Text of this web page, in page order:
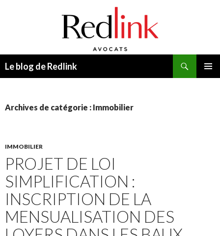
Le blog de Redlink
Archives de catégorie : Immobilier
IMMOBILIER
PROJET DE LOI
SIMPLIFICATION :
INSCRIPTION DE LA
MENSUALISATION DES